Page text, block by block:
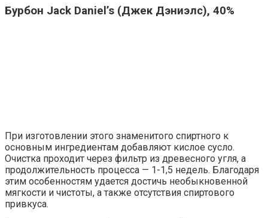
Бурбон Jack Daniel’s (Джек Дэниэлс), 40%
При изготовлении этого знаменитого спиртного к
основным ингредиентам добавляют кислое сусло.
Очистка проходит через фильтр из древесного угля, а
продолжительность процесса — 1-1,5 недель. Благодаря
этим особенностям удается достичь необыкновенной
мягкости и чистоты, а также отсутствия спиртового
привкуса.